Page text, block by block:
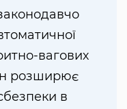
вагових
розширює
в